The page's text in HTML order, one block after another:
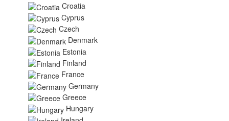
Croatia
Cyprus
Czech
Denmark
Estonia
Finland
France
Germany
Greece
Hungary